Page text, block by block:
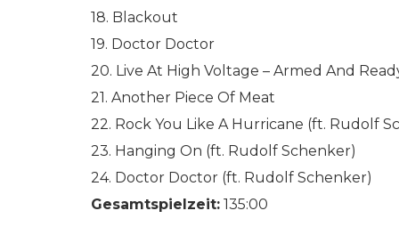
18. Blackout
19. Doctor Doctor
20. Live At High Voltage – Armed And
21. Another Piece Of Meat
22. Rock You Like A Hurricane (ft. Rudolf
23. Hanging On (ft. Rudolf Schenker)
24. Doctor Doctor (ft. Rudolf Schenker)
Gesamtspielzeit: 135:00